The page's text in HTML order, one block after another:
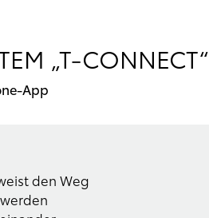
„T-CONNECT“
App
den Weg